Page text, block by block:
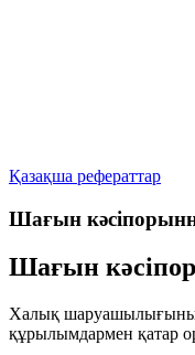
Қазақша рефераттар
Шағын
Шағын
Халық шаруашылығының
құрылымдармен қатар